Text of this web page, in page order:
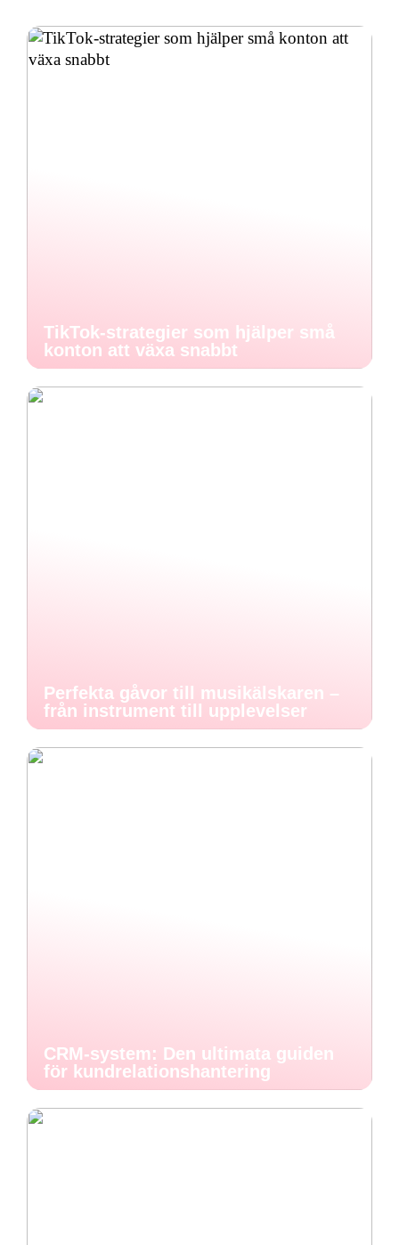
TikTok-strategier som hjälper små
konton att växa snabbt
Perfekta gåvor till musikälskaren –
från instrument till upplevelser
CRM-system: Den ultimata guiden
för kundrelationshantering